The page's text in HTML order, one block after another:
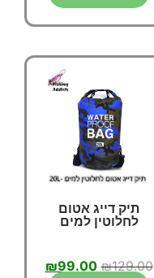
תיק דייג אטום
לחלוטין למים
₪129.00
₪99.00